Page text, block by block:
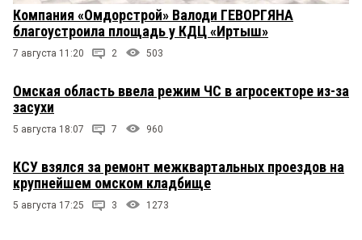
Компания «Омдорстрой» Валоди ГЕВОРГЯНА
благоустроила площадь у КДЦ «Иртыш»
7 августа 11:20 2 503
Омская область ввела режим ЧС в агросекторе из-за
засухи
5 августа 18:07 7 960
КСУ взялся за ремонт межквартальных проездов на
крупнейшем омском кладбище
5 августа 17:25 3 1273